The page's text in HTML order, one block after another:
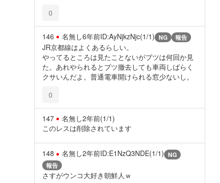
0
146 名無し6年前ID:AyNjkzNjc(1/1) NG 報告
JR京都線はよくあるらしい。
やってるところは見たことないがブツは何回か見
た。あれやられるとブツ撤去しても車両しばらく
クサいんだよ。普通電車開けられる窓少ないし。
0
147 名無し2年前(1/1)
このレスは削除されています
148 名無し2年前ID:E1NzQ3NDE(1/1) NG
報告
さすがウンコ大好き朝鮮人ｗ